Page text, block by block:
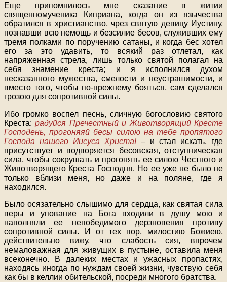
Еще припомнилось мне сказание в житии
священномученика Киприана, когда он из язычества
обратился в христианство, чрез святую девицу Иустину,
познавши всю немощь и безсилие бесов, служивших ему
тремя полками по поручению сатаны, и когда бес хотел
его за это удавить, то всякий раз отлетал, как
напряженная стрела, лишь только святой полагал на
себя знамение креста; и я исполнился духом
несказанного мужества, смелости и неустрашимости, и
вместо того, чтобы по-прежнему бояться, сам сделался
грозою для сопротивной силы.
Ибо громко воспел песнь, сличную богословию святого
Креста:радуйся Пречестный и Животворящий Кресте
Господень, прогоняяй бесы силою на тебе пропятого
Господа нашего Иисуса Христа! – и стал искать, где
присутствует и водворяется бесовская, отступническая
сила, чтобы сокрушать и прогонять ее силою Честного и
Животворящего Креста Господня. Но ее уже не было не
только вблизи меня, но даже и на поляне, где я
находился.
Было осязательно слышимо для сердца, как святая сила
веры и упование на Бога входили в душу мою и
наполняли ее непобедимого дерзновения противу
сопротивной силы. И от тех пор, милостию Божиею,
действительно вижу, что слабость сия, впрочем
немаловажная для живущих в пустыне, оставила меня
всеконечно. В далеких местах и ужасных пропастях,
находясь иногда по нуждам своей жизни, чувствую себя
как бы в келлии обительской, посреди многого братства.